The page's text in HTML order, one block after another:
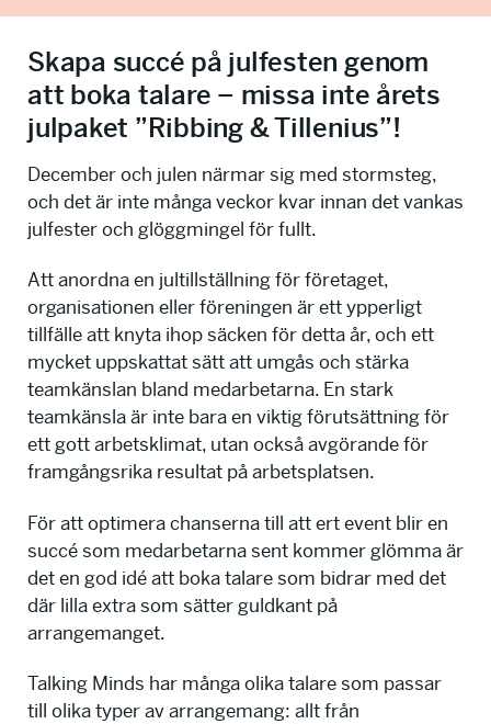
Skapa succé på julfesten genom
att boka talare – missa inte årets
julpaket ”Ribbing & Tillenius”!
December och julen närmar sig med stormsteg,
och det är inte många veckor kvar innan det vankas
julfester och glöggmingel för fullt.
Att anordna en jultillställning för företaget,
organisationen eller föreningen är ett ypperligt
tillfälle att knyta ihop säcken för detta år, och ett
mycket uppskattat sätt att umgås och stärka
teamkänslan bland medarbetarna. En stark
teamkänsla är inte bara en viktig förutsättning för
ett gott arbetsklimat, utan också avgörande för
framgångsrika resultat på arbetsplatsen.
För att optimera chanserna till att ert event blir en
succé som medarbetarna sent kommer glömma är
det en god idé att boka talare som bidrar med det
där lilla extra som sätter guldkant på
arrangemanget.
Talking Minds har många olika talare som passar
till olika typer av arrangemang: allt från